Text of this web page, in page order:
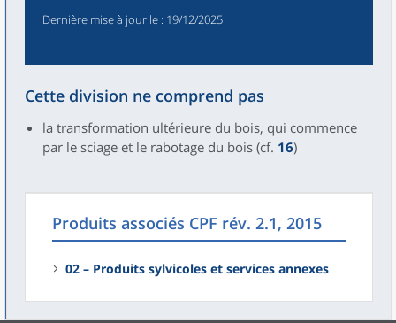
Dernière mise à jour le : 19/12/2025
Cette division ne comprend pas
la transformation ultérieure du bois, qui commence
par le sciage et le rabotage du bois (cf. 16)
Produits associés CPF rév. 2.1, 2015
02 – Produits sylvicoles et services annexes